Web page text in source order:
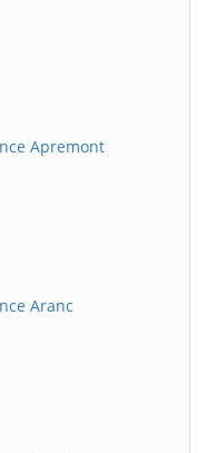
Apremont
Aranc